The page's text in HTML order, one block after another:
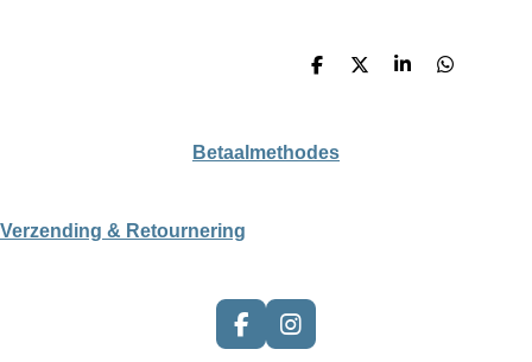
D
n
D
S
D
Betaalmethodes
Verzending & Retournering
F
I